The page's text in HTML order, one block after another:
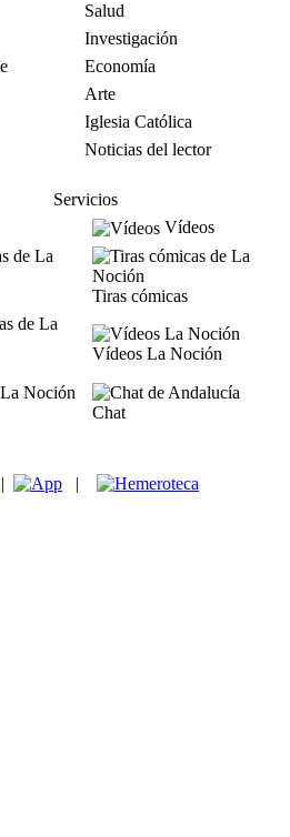
Salud
Investigación
Economía
Arte
Iglesia Católica
Noticias del lector
Servicios
Vídeos
Tiras cómicas
Vídeos La Noción
Chat
| |